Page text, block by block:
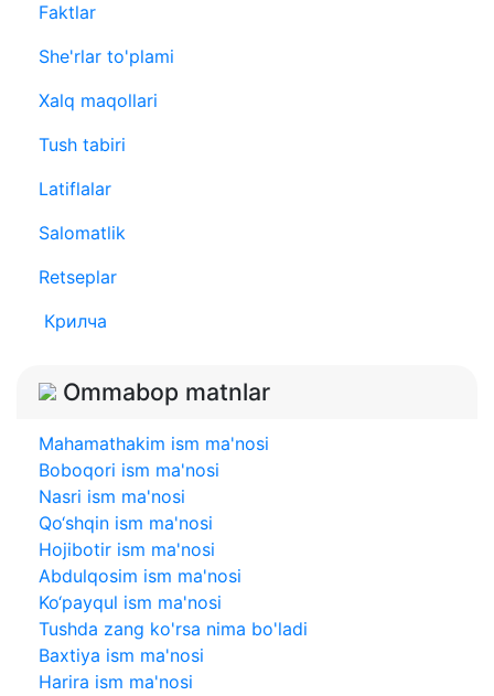
Faktlar
She'rlar to'plami
Xalq maqollari
Tush tabiri
Latiflalar
Salomatlik
Retseplar
Крилча
Ommabop matnlar
Mahamathakim ism ma'nosi
Boboqori ism ma'nosi
Nasri ism ma'nosi
Qo‘shqin ism ma'nosi
Hojibotir ism ma'nosi
Abdulqosim ism ma'nosi
Ko‘payqul ism ma'nosi
Tushda zang ko'rsa nima bo'ladi
Baxtiya ism ma'nosi
Harira ism ma'nosi